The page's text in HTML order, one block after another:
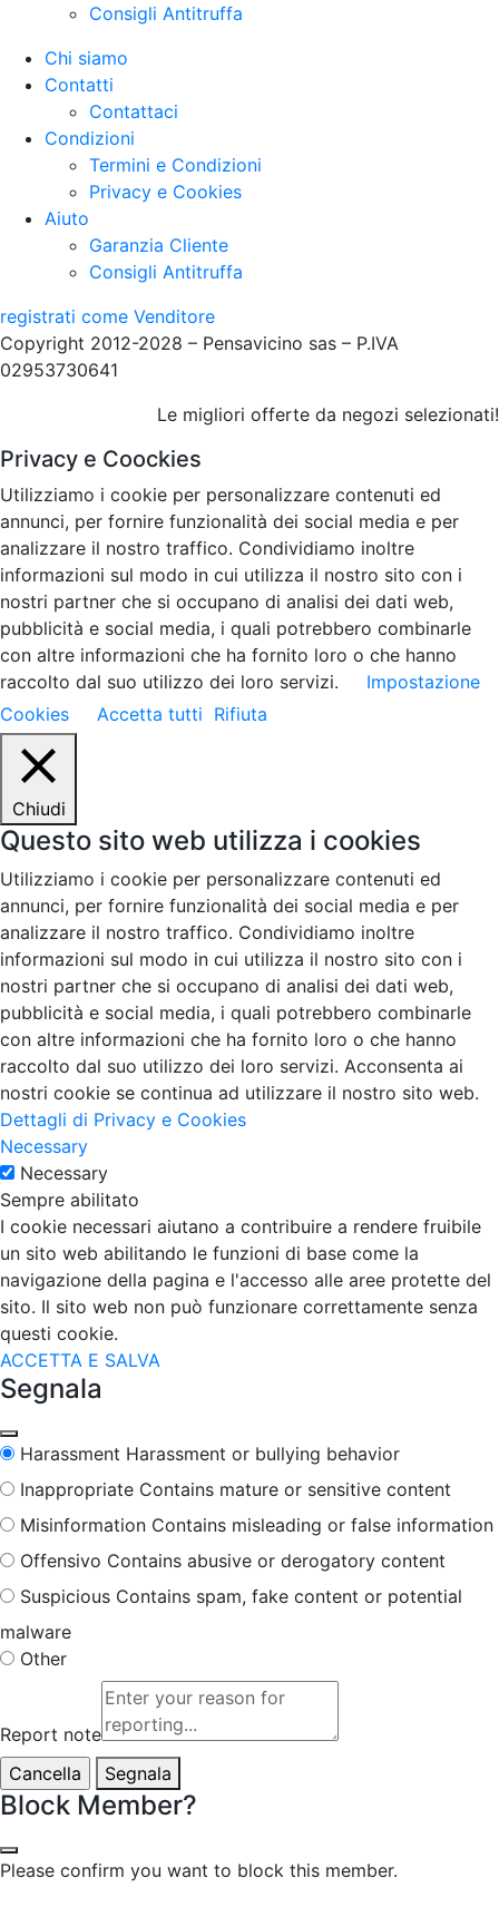
Consigli Antitruffa
Chi siamo
Contatti
Contattaci
Condizioni
Termini e Condizioni
Privacy e Cookies
Aiuto
Garanzia Cliente
Consigli Antitruffa
registrati come Venditore
Copyright 2012-2028 – Pensavicino sas – P.IVA
02953730641
Le migliori offerte da negozi selezionati!
Privacy e Coockies
Utilizziamo i cookie per personalizzare contenuti ed
annunci, per fornire funzionalità dei social media e per
analizzare il nostro traffico. Condividiamo inoltre
informazioni sul modo in cui utilizza il nostro sito con i
nostri partner che si occupano di analisi dei dati web,
pubblicità e social media, i quali potrebbero combinarle
con altre informazioni che ha fornito loro o che hanno
raccolto dal suo utilizzo dei loro servizi.
Impostazione
Cookies
Accetta tutti Rifiuta
Chiudi
Questo sito web utilizza i cookies
Utilizziamo i cookie per personalizzare contenuti ed
annunci, per fornire funzionalità dei social media e per
analizzare il nostro traffico. Condividiamo inoltre
informazioni sul modo in cui utilizza il nostro sito con i
nostri partner che si occupano di analisi dei dati web,
pubblicità e social media, i quali potrebbero combinarle
con altre informazioni che ha fornito loro o che hanno
raccolto dal suo utilizzo dei loro servizi. Acconsenta ai
nostri cookie se continua ad utilizzare il nostro sito web.
Dettagli di Privacy e Cookies
Necessary
Necessary
Sempre abilitato
I cookie necessari aiutano a contribuire a rendere fruibile
un sito web abilitando le funzioni di base come la
navigazione della pagina e l'accesso alle aree protette del
sito. Il sito web non può funzionare correttamente senza
questi cookie.
ACCETTA E SALVA
Segnala
Harassment Harassment or bullying behavior
Inappropriate Contains mature or sensitive content
Misinformation Contains misleading or false information
Offensivo Contains abusive or derogatory content
Suspicious Contains spam, fake content or potential
malware
Other
Report note
Segnala
Block Member?
Please confirm you want to block this member.